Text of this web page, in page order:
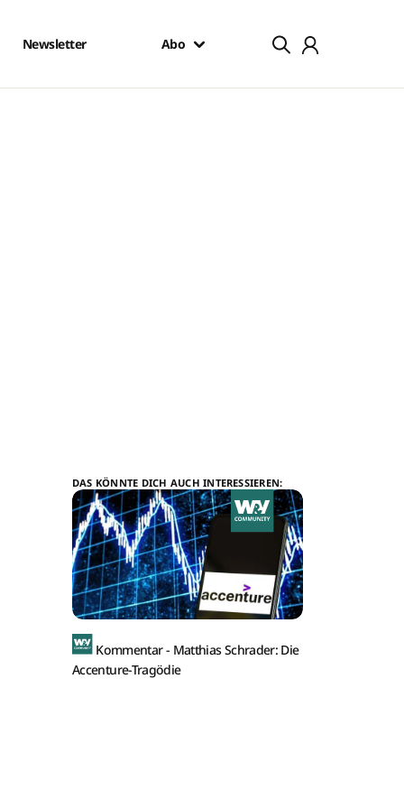
Newsletter Abo
DAS KÖNNTE DICH AUCH INTERESSIEREN:
Kommentar - Matthias Schrader: Die
Accenture-Tragödie